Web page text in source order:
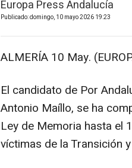
Europa Press Andalucía
Publicado: domingo, 10 mayo 2026 19:23
ALMERÍA 10 May.
El candidato de Por
Antonio Maíllo, se ha
Ley de Memoria hasta el
víctimas de la Transición